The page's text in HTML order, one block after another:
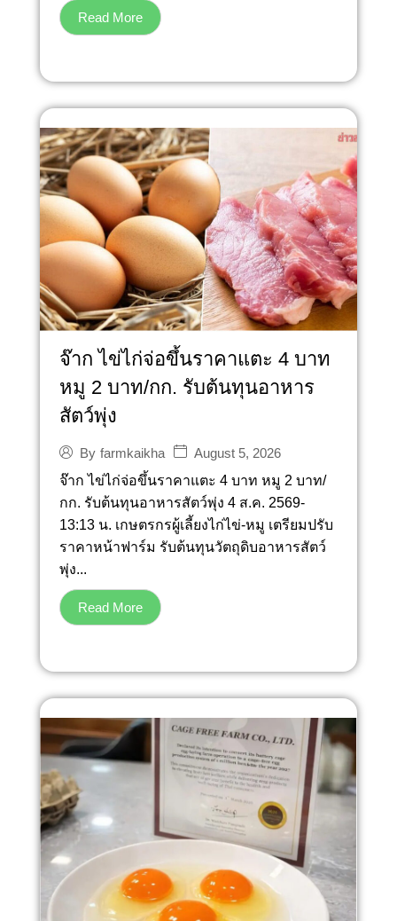
Read More
จ๊าก ไข่ไก่จ่อขึ้นราคาแตะ 4 บาท
หมู 2 บาท/กก. รับต้นทุนอาหาร
สัตว์พุ่ง
By farmkaikha
August 5, 2026
จ๊าก ไข่ไก่จ่อขึ้นราคาแตะ 4 บาท หมู 2 บาท/
กก. รับต้นทุนอาหารสัตว์พุ่ง 4 ส.ค. 2569-
13:13 น. เกษตรกรผู้เลี้ยงไก่ไข่-หมู เตรียมปรับ
ราคาหน้าฟาร์ม รับต้นทุนวัตถุดิบอาหารสัตว์
พุ่ง...
Read More